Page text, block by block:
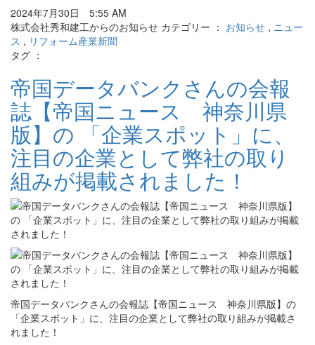
2024年7月30日 5:55 AM
株式会社秀和建工からのお知らせ カテゴリー ： お知らせ , ニュー
ス , リフォーム産業新聞
タグ ：
帝国データバンクさんの会報
誌【帝国ニュース 神奈川県
版】の 「企業スポット」に、
注目の企業として弊社の取り
組みが掲載されました！
帝国データバンクさんの会報誌【帝国ニュース 神奈川県版】の
「企業スポット」に、注目の企業として弊社の取り組みが掲載さ
れました！